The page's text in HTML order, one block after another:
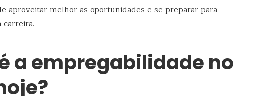
aproveitar melhor as oportunidades e se preparar para
carreira.
a empregabilidade no